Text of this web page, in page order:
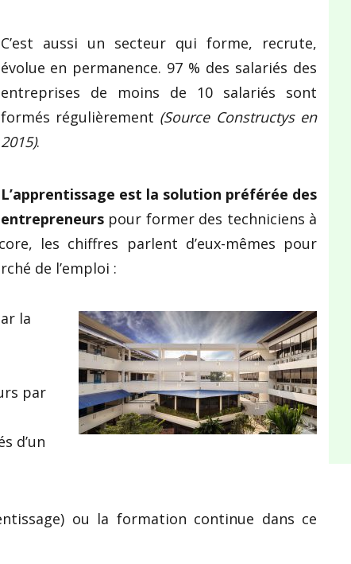
C’est aussi un secteur qui forme, recrute,
évolue en permanence. 97 % des salariés des
entreprises de moins de 10 salariés sont
formés régulièrement (Source Constructys en
2015).
L’apprentissage est la solution préférée des
entrepreneurspour former des techniciens à
les chiffres parlent d’eux-mêmes pour
de l’emploi :
la
par
d’un
ou la formation continue dans ce